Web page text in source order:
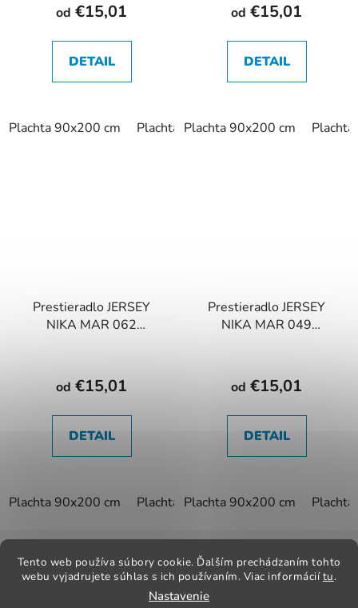
Tento web používa súbory cookie. Ďalším prechádzaním tohto
webu vyjadrujete súhlas s ich používaním. Viac informáciítu.
Nastavenie
od €15,01
DETAIL
Plachta 90x200 cm Plachta 180x200 cm
od €15,01
DETAIL
Plachta 90x200 cm
Prestieradlo JERSEY
NIKA MAR 062
od €15,01
DETAIL
Plachta 90x200 cm Plachta 180x200 cm
Prestieradlo JERSEY
NIKA MAR 049
od €15,01
DETAIL
Plachta 90x200 cm
Z
Kontakt Obchodné podmienky
Odstúpenie od zmluvy
Reklamačný poriadok Obchodné podmienky